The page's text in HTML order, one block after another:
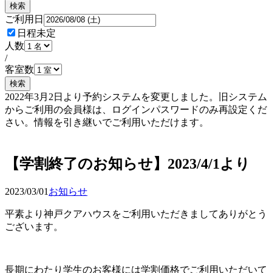
検索
ご利用日
日程未定
人数
/
客室数
検索
2022年3月2日より予約システムを変更しました。旧システム
からご利用の会員様は、ログインパスワードのみ再設定くだ
さい。情報を引き継いでご利用いただけます。
【学割終了のお知らせ】2023/4/1より
2023/03/01 お知らせ
平素より神戸クアハウスをご利用いただきましてありがとう
ございます。
長期にわたり学生のお客様には学割価格でご利用いただいて